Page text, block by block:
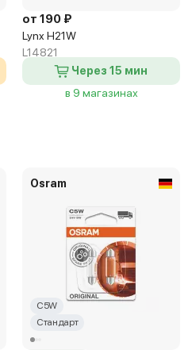
от 190 ₽
Lynx H21W
L14821
Через 15 мин
в 9 магазинах
Osram
C5W
Стандарт